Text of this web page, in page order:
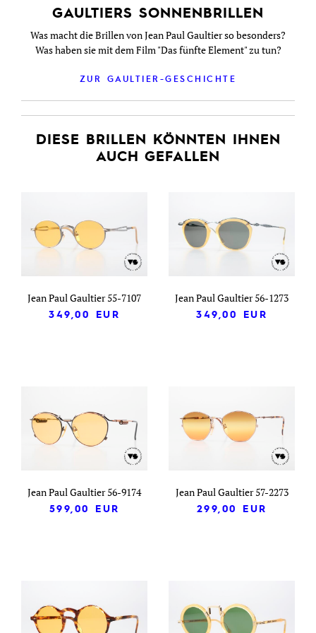
GAULTIERS SONNENBRILLEN
Was macht die Brillen von Jean Paul Gaultier so besonders?
Was haben sie mit dem Film "Das fünfte Element" zu tun?
ZUR GAULTIER-GESCHICHTE
DIESE BRILLEN KÖNNTEN IHNEN
AUCH GEFALLEN
Jean Paul Gaultier 55-7107
349,00
EUR
Jean Paul Gaultier 56-1273
349,00
EUR
Jean Paul Gaultier 56-9174
599,00
EUR
Jean Paul Gaultier 57-2273
299,00
EUR